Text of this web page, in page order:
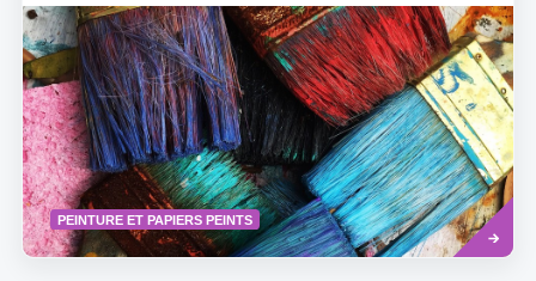
PEINTURE ET PAPIERS PEINTS
Read
more